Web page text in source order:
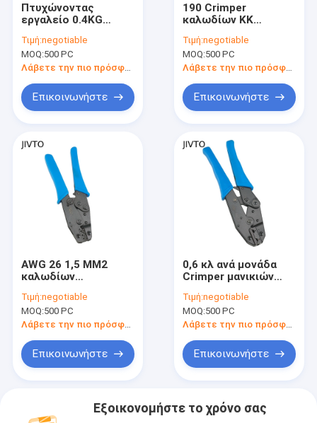
Πτυχώνοντας
εργαλείο 0.4KG
0.5mm2 ανά τελικό
Lug μονάδων
Crimper
Τιμή:negotiable
MOQ:500 PC
Λάβετε την πιο πρόσφατη τιμή
Επικοινωνήστε
190 Crimper
καλωδίων ΚΚ
καθηκόντων
εργαλείο
συνδετήρων
Ethernet
Τιμή:negotiable
MOQ:500 PC
Επικοινωνήστε
AWG 26 1,5 MM2
καλωδίων
Crimper καλωδίων
εργαλείων Α.Μ.-48B
βαρέων καθηκόντων
Τιμή:negotiable
MOQ:500 PC
Λάβετε την πιο πρόσφατη τιμή
Επικοινωνήστε
0,6 κλ ανά μονάδα
Crimper μανικιών
Α.Μ.-07FL Crimp
συναρμογών άκρης
εργαλείο 23cm
Τιμή:negotiable
MOQ:500 PC
Λάβετε την πιο πρόσφατη τιμή
Επικοινωνήστε
Εξοικονομήστε το χρόνο σας